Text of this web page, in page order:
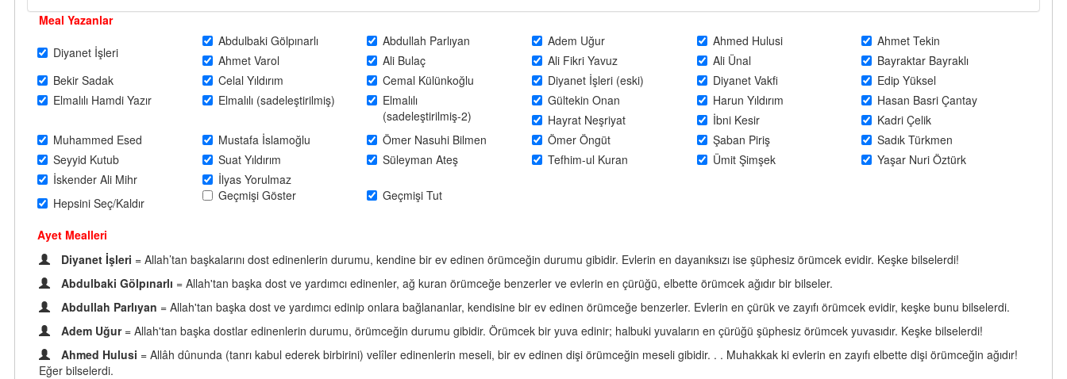
Meal Yazanlar
Diyanet İşleri
Abdulbaki Gölpınarlı Abdullah Parlıyan Adem Uğur Ahmed Hulusi
Ahmet Tekin
Ahmet Varol
Ali Bulaç Ali Fikri Yavuz Ali Ünal
Bayraktar Bayraklı
Bekir Sadak
Celal Yıldırım Cemal Külünkoğlu Diyanet İşleri (eski) Diyanet Vakfi
Edip Yüksel
Elmalılı Hamdi Yazır
Elmalılı (sadeleştirilmiş)
Elmalılı
(sadeleştirilmiş-2)
Gültekin Onan Harun Yıldırım
Hasan Basri Çantay
Hayrat Neşriyat
İbni Kesir
Kadri Çelik
Muhammed Esed
Mustafa İslamoğlu Ömer Nasuhi Bilmen Ömer Öngüt Şaban Piriş
Sadık Türkmen
Seyyid Kutub
Suat Yıldırım Süleyman Ateş Tefhim-ul Kuran Ümit Şimşek
Yaşar Nuri Öztürk
İskender Ali Mihr
İlyas Yorulmaz
Hepsini Seç/Kaldır
Geçmişi Göster Geçmişi Tut
Ayet Mealleri
Diyanet İşleri = Allah’tan başkalarını dost edinenlerin durumu, kendine bir ev edinen örümceğin durumu gibidir. Evlerin en dayanıksızı ise şüphesiz örümcek evidir. Keşke bilselerdi!
Abdulbaki Gölpınarlı = Allah'tan başka dost ve yardımcı edinenler, ağ kuran örümceğe benzerler ve evlerin en çürüğü, elbette örümcek ağıdır bir bilseler.
Abdullah Parlıyan = Allah'tan başka dost ve yardımcı edinip onlara bağlananlar, kendisine bir ev edinen örümceğe benzerler. Evlerin en çürük ve zayıfı örümcek evidir, keşke bunu bilselerdi.
Adem Uğur = Allah'tan başka dostlar edinenlerin durumu, örümceğin durumu gibidir. Örümcek bir yuva edinir; halbuki yuvaların en çürüğü şüphesiz örümcek yuvasıdır. Keşke bilselerdi!
Ahmed Hulusi = Allâh dûnunda (tanrı kabul ederek birbirini) velîler edinenlerin meseli, bir ev edinen dişi örümceğin meseli gibidir. . . Muhakkak ki evlerin en zayıfı elbette dişi örümceğin ağıdır!
Eğer bilselerdi.